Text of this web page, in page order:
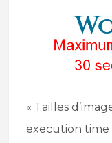
« Tailles
execution time